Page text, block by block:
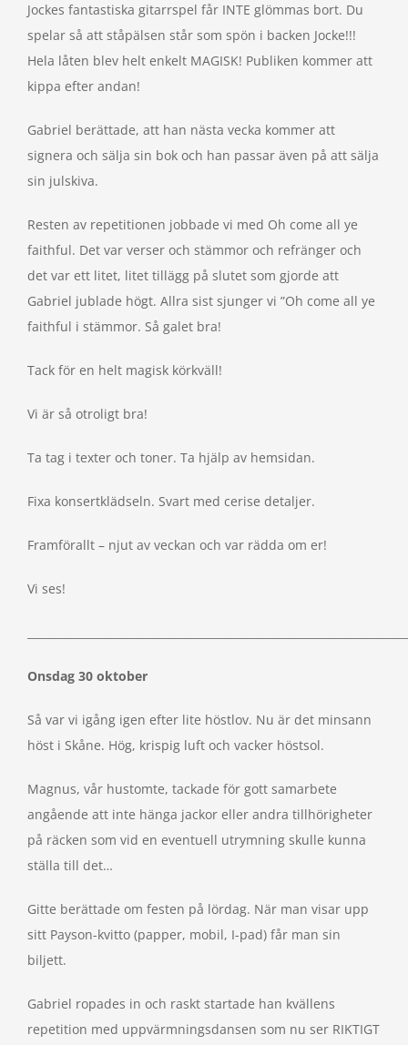
Jockes fantastiska gitarrspel får INTE glömmas bort. Du
spelar så att ståpälsen står som spön i backen Jocke!!!
Hela låten blev helt enkelt MAGISK! Publiken kommer att
kippa efter andan!
Gabriel berättade, att han nästa vecka kommer att
signera och sälja sin bok och han passar även på att sälja
sin julskiva.
Resten av repetitionen jobbade vi med Oh come all ye
faithful. Det var verser och stämmor och refränger och
det var ett litet, litet tillägg på slutet som gjorde att
Gabriel jublade högt. Allra sist sjunger vi ”Oh come all ye
faithful i stämmor. Så galet bra!
Tack för en helt magisk körkväll!
Vi är så otroligt bra!
Ta tag i texter och toner. Ta hjälp av hemsidan.
Fixa konsertklädseln. Svart med cerise detaljer.
Framförallt – njut av veckan och var rädda om er!
Vi ses!
Onsdag 30 oktober
Så var vi igång igen efter lite höstlov. Nu är det minsann
höst i Skåne. Hög, krispig luft och vacker höstsol.
Magnus, vår hustomte, tackade för gott samarbete
angående att inte hänga jackor eller andra tillhörigheter
på räcken som vid en eventuell utrymning skulle kunna
ställa till det…
Gitte berättade om festen på lördag. När man visar upp
sitt Payson-kvitto (papper, mobil, I-pad) får man sin
biljett.
Gabriel ropades in och raskt startade han kvällens
repetition med uppvärmningsdansen som nu ser RIKTIGT